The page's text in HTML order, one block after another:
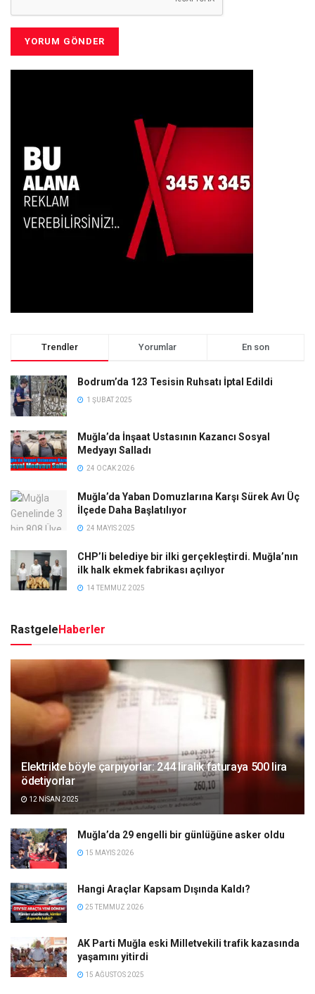
Trendler Yorumlar En son
Bodrum’da 123 Tesisin Ruhsatı İptal Edildi
1 ŞUBAT 2025
Muğla’da İnşaat Ustasının Kazancı Sosyal
Medyayı Salladı
24 OCAK 2026
Muğla’da Yaban Domuzlarına Karşı Sürek Avı Üç
İlçede Daha Başlatılıyor
24 MAYIS 2025
CHP’li belediye bir ilki gerçekleştirdi. Muğla’nın
ilk halk ekmek fabrikası açılıyor
14 TEMMUZ 2025
RastgeleHaberler
Elektrikte böyle çarpıyorlar: 244 liralık faturaya 500 lira
ödetiyorlar
12 NISAN 2025
Muğla’da 29 engelli bir günlüğüne asker oldu
15 MAYIS 2026
Hangi Araçlar Kapsam Dışında Kaldı?
25 TEMMUZ 2026
AK Parti Muğla eski Milletvekili trafik kazasında
yaşamını yitirdi
15 AĞUSTOS 2025